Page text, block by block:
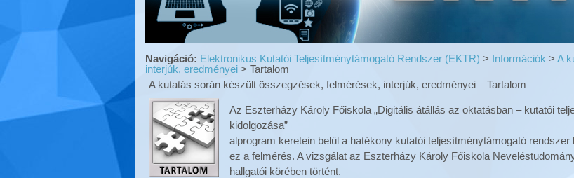
Navigáció: Elektronikus Kutatói Teljesítménytámogató Rendszer (EKTR) > Információk > A
interjúk, eredményei > Tartalom
A kutatás során készült összegzések, felmérések, interjúk, eredményei – Tartalom
Az Eszterházy Károly Főiskola „Digitális átállás az oktatásban – kutatói
kidolgozása”
alprogram keretein belül a hatékony kutatói teljesítménytámogató
ez a felmérés. A vizsgálat az Eszterházy Károly Főiskola
hallgatói körében történt.